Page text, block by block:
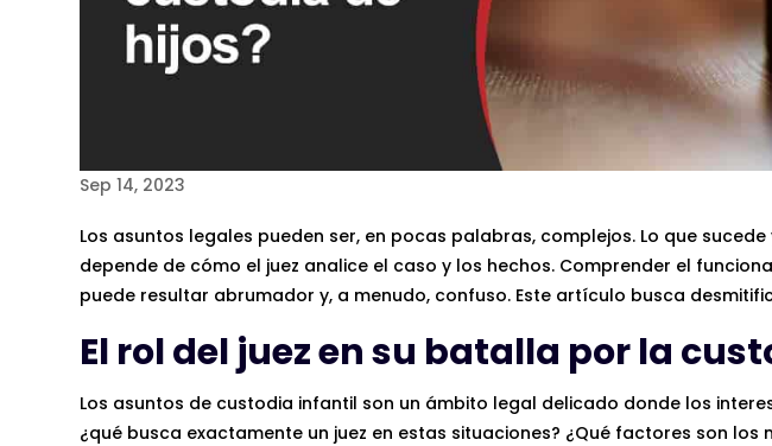
Sep 14, 2023
Los asuntos legales pueden ser, en pocas palabras, complejos. Lo que
depende de cómo el juez analice el caso y los hechos. Comprender el
puede resultar abrumador y, a menudo, confuso. Este artículo busca
El rol del juez en su batalla por la
Los asuntos de custodia infantil son un ámbito legal delicado donde los
¿qué busca exactamente un juez en estas situaciones? ¿Qué factores son